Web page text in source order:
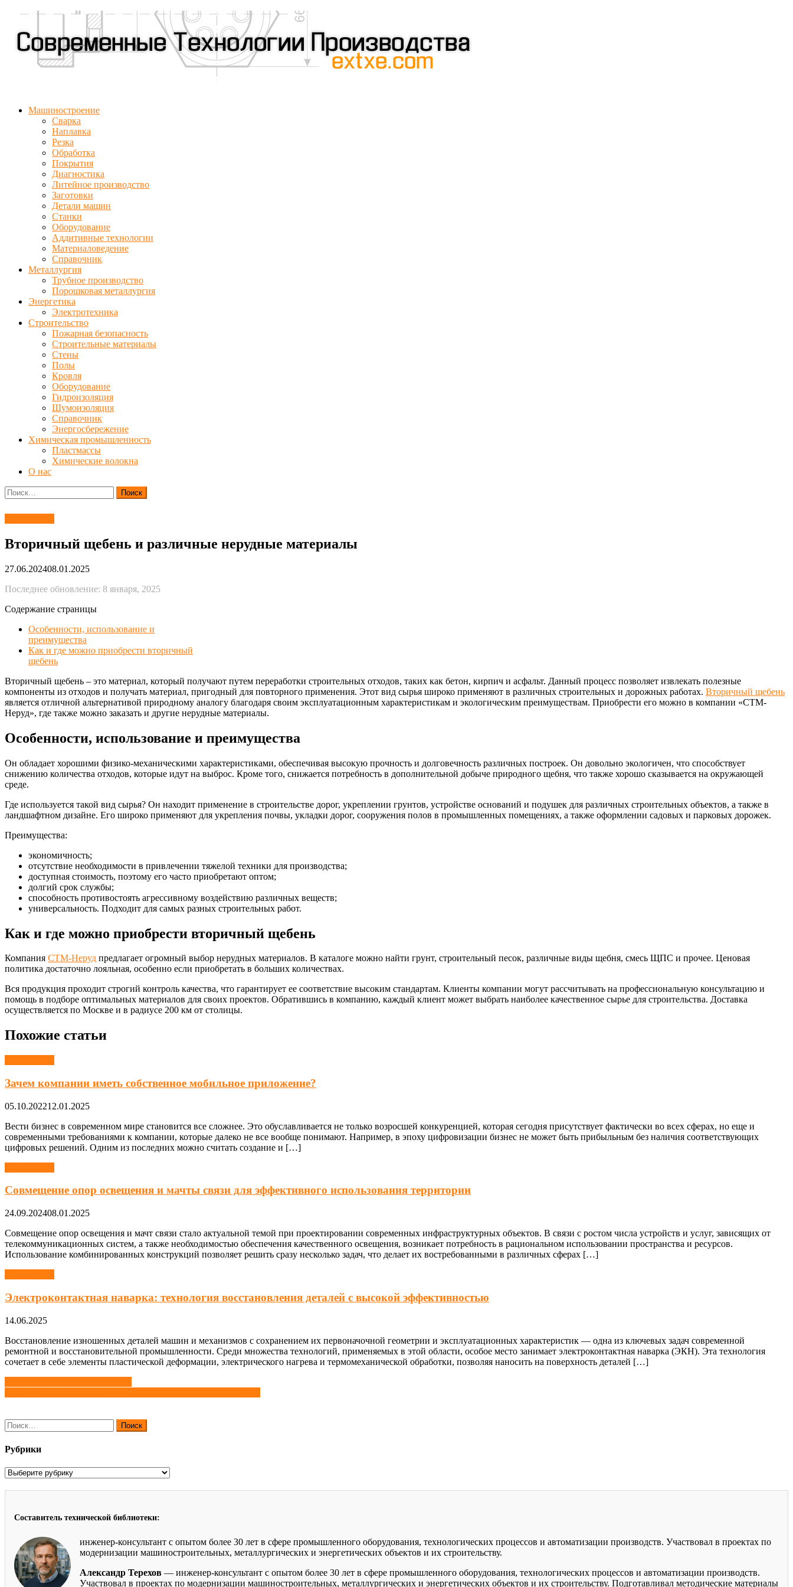
Машиностроение
Сварка
Наплавка
Резка
Обработка
Покрытия
Диагностика
Литейное производство
Заготовки
Детали машин
Станки
Оборудование
Аддитивные технологии
Материаловедение
Справочник
Металлургия
Трубное производство
Порошковая металлургия
Энергетика
Электротехника
Строительство
Пожарная безопасность
Строительные материалы
Стены
Полы
Кровля
Оборудование
Гидроизоляция
Шумоизоляция
Справочник
Энергосбережение
Химическая промышленность
Пластмассы
Химические волокна
О нас
Найти:
Вторичный щебень и различные нерудные материалы
27.06.202408.01.2025
Последнее обновление: 8 января, 2025
Содержание страницы
Особенности, использование и
преимущества
Как и где можно приобрести вторичный
щебень
Вторичный щебень – это материал, который получают путем переработки строительных отходов, таких как бетон, кирпич и асфальт. Данный процесс позволяет извлекать полезные
компоненты из отходов и получать материал, пригодный для повторного применения. Этот вид сырья широко применяют в различных строительных и дорожных работах. Вторичный щебень
является отличной альтернативой природному аналогу благодаря своим эксплуатационным характеристикам и экологическим преимуществам. Приобрести его можно в компании «СТМ-
Неруд», где также можно заказать и другие нерудные материалы.
Особенности, использование и преимущества
Он обладает хорошими физико-механическими характеристиками, обеспечивая высокую прочность и долговечность различных построек. Он довольно экологичен, что способствует
снижению количества отходов, которые идут на выброс. Кроме того, снижается потребность в дополнительной добыче природного щебня, что также хорошо сказывается на окружающей
среде.
Где используется такой вид сырья? Он находит применение в строительстве дорог, укреплении грунтов, устройстве оснований и подушек для различных строительных объектов, а также в
ландшафтном дизайне. Его широко применяют для укрепления почвы, укладки дорог, сооружения полов в промышленных помещениях, а также оформлении садовых и парковых дорожек.
Преимущества:
экономичность;
отсутствие необходимости в привлечении тяжелой техники для производства;
доступная стоимость, поэтому его часто приобретают оптом;
долгий срок службы;
способность противостоять агрессивному воздействию различных веществ;
универсальность. Подходит для самых разных строительных работ.
Как и где можно приобрести вторичный щебень
Компания СТМ-Неруд предлагает огромный выбор нерудных материалов. В каталоге можно найти грунт, строительный песок, различные виды щебня, смесь ЩПС и прочее. Ценовая
политика достаточно лояльная, особенно если приобретать в больших количествах.
Вся продукция проходит строгий контроль качества, что гарантирует ее соответствие высоким стандартам. Клиенты компании могут рассчитывать на профессиональную консультацию и
помощь в подборе оптимальных материалов для своих проектов. Обратившись в компанию, каждый клиент может выбрать наиболее качественное сырье для строительства. Доставка
осуществляется по Москве и в радиусе 200 км от столицы.
Похожие статьи
Зачем компании иметь собственное мобильное приложение?
05.10.202212.01.2025
Вести бизнес в современном мире становится все сложнее. Это обуславливается не только возросшей конкуренцией, которая сегодня присутствует фактически во всех сферах, но еще и
современными требованиями к компании, которые далеко не все вообще понимают. Например, в эпоху цифровизации бизнес не может быть прибыльным без наличия соответствующих
цифровых решений. Одним из последних можно считать создание и […]
Cовмещение опор освещения и мачты связи для эффективного использования территории
24.09.202408.01.2025
Совмещение опор освещения и мачт связи стало актуальной темой при проектировании современных инфраструктурных объектов. В связи с ростом числа устройств и услуг, зависящих от
телекоммуникационных систем, а также необходимостью обеспечения качественного освещения, возникает потребность в рациональном использовании пространства и ресурсов.
Использование комбинированных конструкций позволяет решить сразу несколько задач, что делает их востребованными в различных сферах […]
Электроконтактная наварка: технология восстановления деталей с высокой эффективностью
14.06.2025
Восстановление изношенных деталей машин и механизмов с сохранением их первоначочной геометрии и эксплуатационных характеристик — одна из ключевых задач современной
ремонтной и восстановительной промышленности. Среди множества технологий, применяемых в этой области, особое место занимает электроконтактная наварка (ЭКН). Эта технология
сочетает в себе элементы пластической деформации, электрического нагрева и термомеханической обработки, позволяя наносить на поверхность деталей […]
Навигация
по
записям
Найти:
Рубрики
Рубрики
Составитель технической библиотеки:
инженер-консультант с опытом более 30 лет в сфере промышленного оборудования, технологических процессов и автоматизации производств. Участвовал в проектах по
модернизации машиностроительных, металлургических и энергетических объектов и их строительству.
Александр Терехов — инженер-консультант с опытом более 30 лет в сфере промышленного оборудования, технологических процессов и автоматизации производств.
Участвовал в проектах по модернизации машиностроительных, металлургических и энергетических объектов и их строительству. Подготавливал методические материалы